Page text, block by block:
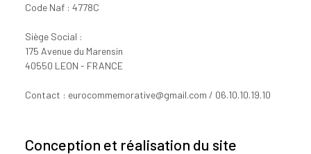
Code Naf : 4778C
Siège Social :
175 Avenue du Marensin
40550 LEON - FRANCE
Contact : eurocommemorative@gmail.com / 06.10.10.19.10
Conception et réalisation du site